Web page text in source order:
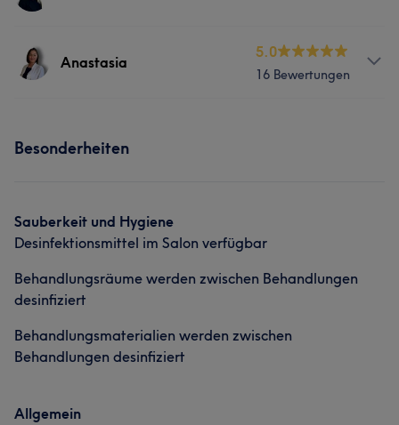
Services
Anastasia
5.0
16 Bewertungen
Was unsere Kunden über Anastasia sagen
Besonderheiten
Sauberkeit und Hygiene
Desinfektionsmittel im Salon verfügbar
Behandlungsräume werden zwischen Behandlungen
desinfiziert
Behandlungsmaterialien werden zwischen
Behandlungen desinfiziert
Allgemein